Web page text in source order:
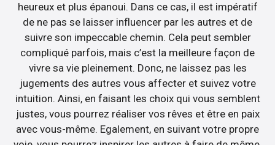
heureux et plus épanoui. Dans ce cas, il est impératif
de ne pas se laisser influencer par les autres et de
suivre son impeccable chemin. Cela peut sembler
compliqué parfois, mais c’est la meilleure façon de
vivre sa vie pleinement. Donc, ne laissez pas les
jugements des autres vous affecter et suivez votre
intuition. Ainsi, en faisant les choix qui vous semblent
justes, vous pourrez réaliser vos rêves et être en paix
avec vous-même. Egalement, en suivant votre propre